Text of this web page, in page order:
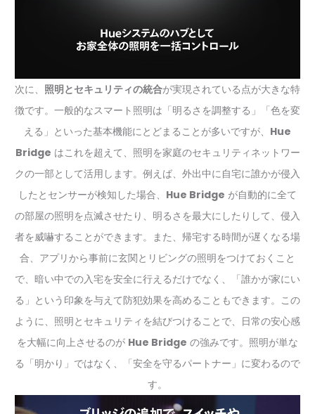
次に、 照明とセキュリティの統合が実現されている点が大きな特
徴です。一般的なスマート照明は「明るさを調整する」「色を変
える」といった基本機能にとどまることが多いですが、 Hue
Bridge はこれを超えて、照明を家庭のセキュリティネットワー
クの一部として活用します。例えば、外出中に自宅に誰かが侵入
したとセンサーが検知した場合、 Hue Bridge が自動的に全て
の部屋の照明を点滅させたり、明るさを最大にしたりして、侵入
者を威嚇することができます。また、帰宅する時間が遅くなる場
合、アプリから事前に玄関とリビングの照明をつけておくこと
で、暗い中での入宅を安全に行えるだけでなく、「誰かが家にい
る」という印象を与えて防犯効果を高めることもできます。この
ように、照明とセキュリティを結びつけることで、日常の安心感
を大幅に向上させるのが Hue Bridge の強みです。照明が単な
る「明かり」ではなく、「安全を守るパートナー」に変わるので
す。